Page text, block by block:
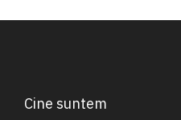
Cine suntem